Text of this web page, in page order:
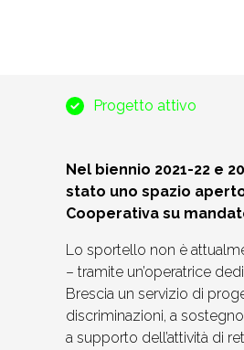
Progetto attivo
Nel biennio 2021-22 e
stato uno spazio
Cooperativa su
Lo sportello non è
– tramite un’operatrice
Brescia un servizio di
discriminazioni, a
a supporto dell’attività di